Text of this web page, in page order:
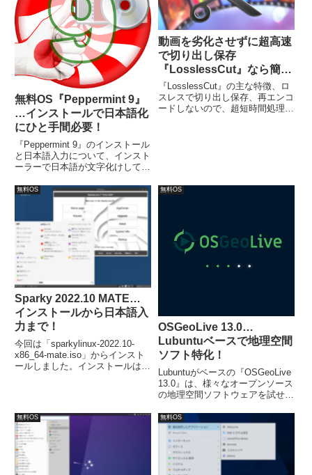
無料OS『Peppermint 9』
…インストールで日本語化
にひと手間必要！
『Peppermint 9』のインストール
と日本語入力について、インスト
ーラーで日本語が文字化けしてい
に日本語フォントのインストール
をすると、簡単に日本語化できま
す。日本語入力についてはインス
トールが終了し、再起動すれば可
能です。
動画を劣化させずに超高速
で切り出し保存
『LosslessCut』なら簡
単！
『LosslessCut』の主な特徴、ロ
スレスで切り出し保存、再エンコ
ードしないので、超短時間処理、
無料OS
Sparky 2022.10 MATE…
インストールから日本語入
力まで！
今回は「sparkylinux-2022.10-
x86_64-mate.iso」からインスト
ールしました。インストールは特
無料OS
OSGeoLive 13.0…
Lubuntuベースで地理空間
ソフト特化！
Lubuntuがベースの『OSGeoLive
13.0』は、様々なオープンソース
の地理空間ソフトウェアを試せま
「osgeolive-13.0-amd64.iso」
4.3GB 64ビットISO。日本語入力
の設定が必要になります。
無料OS 無料OS